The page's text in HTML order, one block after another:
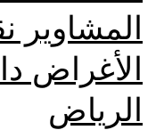
المشاوير
الأغراض
الرياض